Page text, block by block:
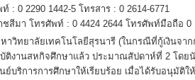
: 0 2290 1442-5 โทรสาร : 0 2614-6771
มา โทรศัพท์ : 0 4424 2644 โทรศัพท์มือถือ 0
ยาลัยเทคโนโลยีสุรนารี (ในกรณีที่กู้เงินจาก
ติงานสหกิจศึกษาแล้ว ประมาณสัปดาห์ที่ 2 โดย
บริการการศึกษาให้เรียบร้อย เมื่อได้รับอนุมัติใ